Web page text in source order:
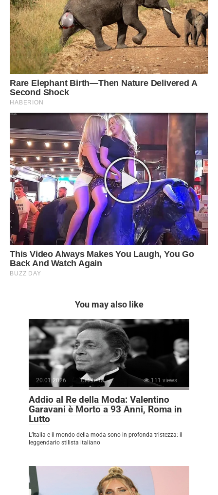
You may also like
20.01.2026 Celebrità 111 views
Addio al Re della Moda: Valentino
Garavani è Morto a 93 Anni, Roma in
Lutto
L’Italia e il mondo della moda sono in profonda tristezza: il
leggendario stilista italiano